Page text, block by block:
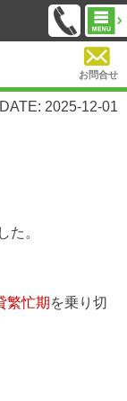
お問合せ
DATE: 2025-12-01
た。
繁忙期 を乗り切